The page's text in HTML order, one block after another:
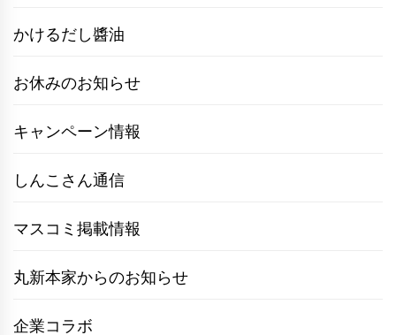
かけるだし醬油
お休みのお知らせ
キャンペーン情報
しんこさん通信
マスコミ掲載情報
丸新本家からのお知らせ
企業コラボ